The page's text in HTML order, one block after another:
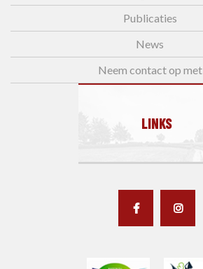
Publicaties
News
Neem contact op met
LINKS